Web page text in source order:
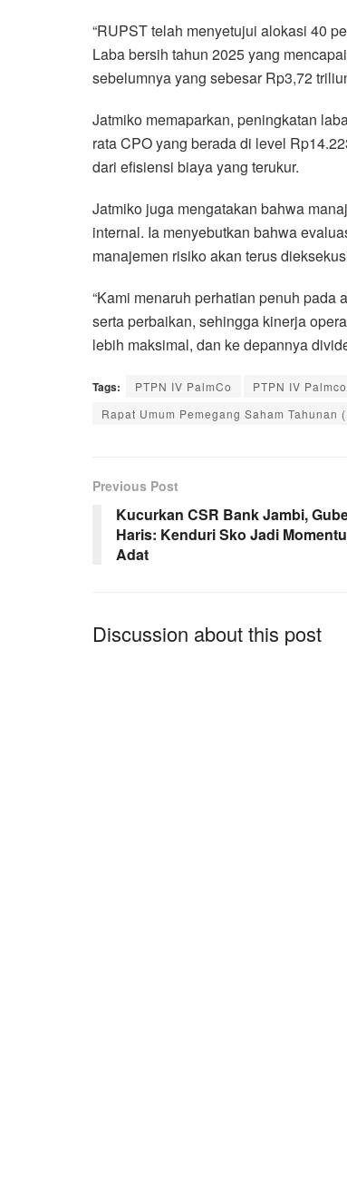
“RUPST telah menyetujui alokasi 40
Laba bersih tahun 2025 yang
sebelumnya yang sebesar Rp3,72
Jatmiko memaparkan, peningkatan
rata CPO yang berada di level
dari efisiensi biaya yang terukur.
Jatmiko juga mengatakan bahwa
internal. Ia menyebutkan bahwa
manajemen risiko akan terus
“Kami menaruh perhatian penuh
serta perbaikan, sehingga kinerja
lebih maksimal, dan ke depannya
Tags: PTPN IV PalmCo
PTPN IV
Rapat Umum Pemegang Saham Tahunan
Previous Post
Kucurkan CSR Bank Jambi,
Haris: Kenduri Sko Jadi
Adat
Discussion about this post